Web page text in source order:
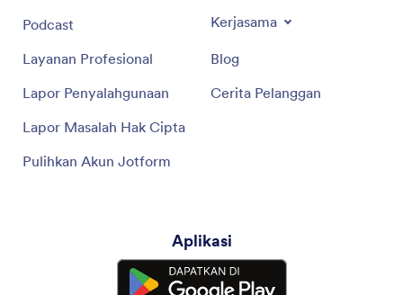
Podcast
Layanan Profesional
Lapor Penyalahgunaan
Lapor Masalah Hak Cipta
Pulihkan Akun Jotform
Kerjasama
Blog
Cerita Pelanggan
Aplikasi